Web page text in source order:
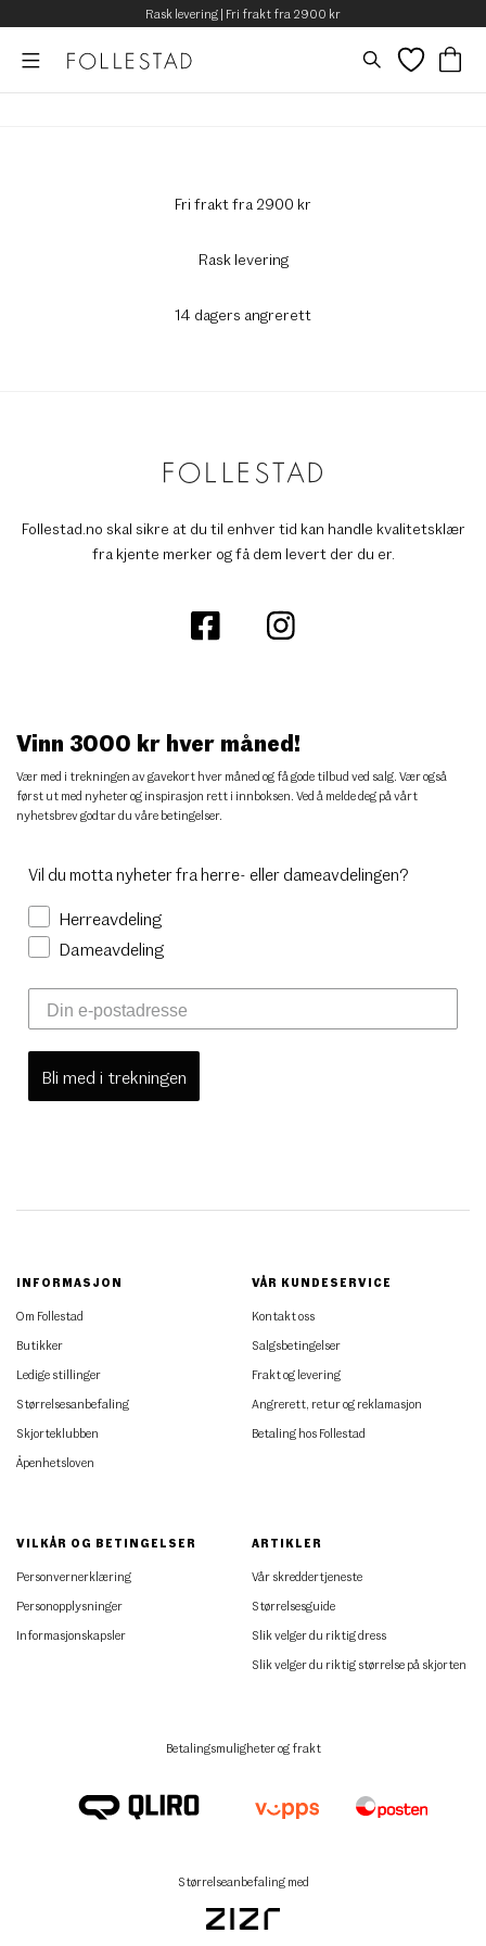
Rask levering | Fri frakt fra 2900 kr
Fri frakt fra 2900 kr
Rask levering
14 dagers angrerett
Follestad.no skal sikre at du til enhver tid kan handle kvalitetsklær
fra kjente merker og få dem levert der du er.
Vinn 3000 kr hver måned!
Vær med i trekningen av gavekort hver måned og få gode tilbud ved salg. Vær også
først ut med nyheter og inspirasjon rett i innboksen. Ved å melde deg på vårt
nyhetsbrev godtar du våre betingelser.
Vil du motta nyheter fra herre- eller dameavdelingen?
Herreavdeling
Dameavdeling
Bli med i trekningen
INFORMASJON
Om Follestad
Butikker
Ledige stillinger
Størrelsesanbefaling
Skjorteklubben
Åpenhetsloven
VÅR KUNDESERVICE
Kontakt oss
Salgsbetingelser
Frakt og levering
Angrerett, retur og reklamasjon
Betaling hos Follestad
VILKÅR OG BETINGELSER
Personvernerklæring
Personopplysninger
Informasjonskapsler
ARTIKLER
Vår skreddertjeneste
Størrelsesguide
Slik velger du riktig dress
Slik velger du riktig størrelse på skjorten
Betalingsmuligheter og frakt
Størrelseanbefaling med